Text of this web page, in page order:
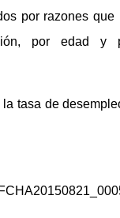
por razones que
por edad y
tasa de